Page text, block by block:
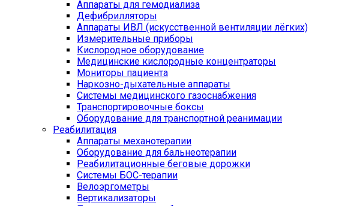
Аппараты для гемодиализа
Дефибрилляторы
Аппараты ИВЛ (искусственной вентиляции лёгких)
Измерительные приборы
Кислородное оборудование
Медицинские кислородные концентраторы
Мониторы пациента
Наркозно-дыхательные аппараты
Системы медицинского газоснабжения
Транспортировочные боксы
Оборудование для транспортной реанимации
Реабилитация
Аппараты механотерапии
Оборудование для бальнеотерапии
Реабилитационные беговые дорожки
Системы БОС-терапии
Велоэргометры
Вертикализаторы